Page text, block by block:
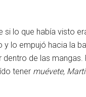
lo que había visto
y lo empujó hacia la
de las
tener muévete,